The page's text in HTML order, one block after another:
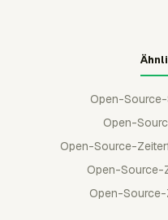
Open-
Open-
Open-Source-
Open-Source-
Open-